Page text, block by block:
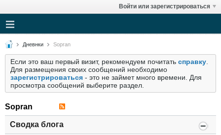
Войти или зарегистрироваться
Дневнки Sopran
Если это ваш первый визит, рекомендуем почитать справку
Для размещения своих сообщений необходимо
зарегистрироваться - это не займет много времени. Для
просмотра сообщений выберите раздел.
Sopran
Сводка блога